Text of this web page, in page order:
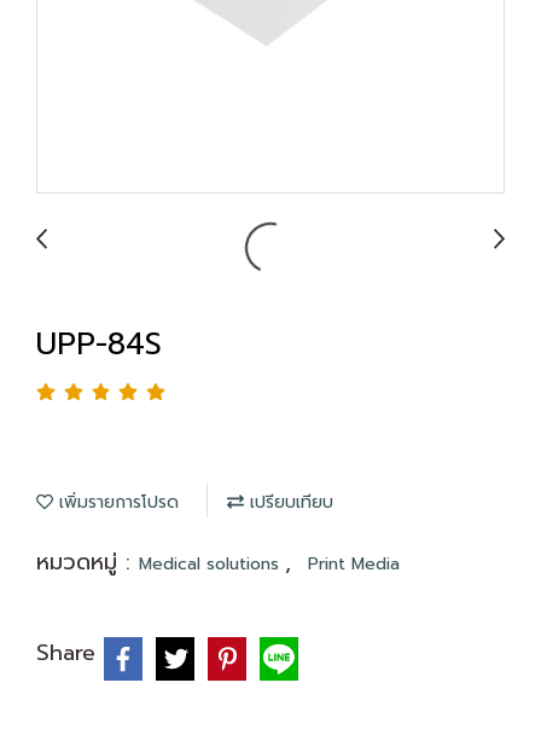
UPP-84S
เพิ่มรายการโปรด เปรียบเทียบ
หมวดหมู่ : Medical solutions , Print Media
Share